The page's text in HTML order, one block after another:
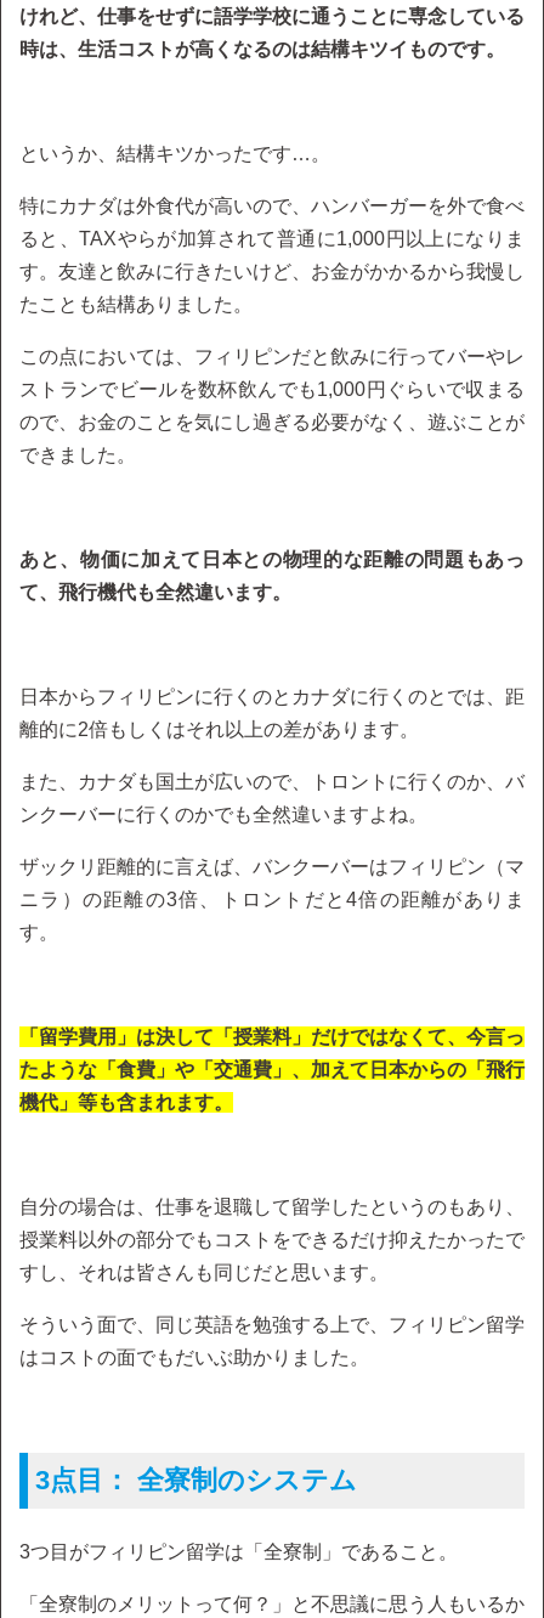
けれど、仕事をせずに語学学校に通うことに専念している
時は、生活コストが高くなるのは結構キツイものです。
というか、結構キツかったです…。
特にカナダは外食代が高いので、ハンバーガーを外で食べ
ると、TAXやらが加算されて普通に1,000円以上になりま
す。友達と飲みに行きたいけど、お金がかかるから我慢し
たことも結構ありました。
この点においては、フィリピンだと飲みに行ってバーやレ
ストランでビールを数杯飲んでも1,000円ぐらいで収まる
ので、お金のことを気にし過ぎる必要がなく、遊ぶことが
できました。
あと、物価に加えて日本との物理的な距離の問題もあっ
て、飛行機代も全然違います。
日本からフィリピンに行くのとカナダに行くのとでは、距
離的に2倍もしくはそれ以上の差があります。
また、カナダも国土が広いので、トロントに行くのか、バ
ンクーバーに行くのかでも全然違いますよね。
ザックリ距離的に言えば、バンクーバーはフィリピン（マ
ニラ）の距離の3倍、トロントだと4倍の距離がありま
す。
「留学費用」は決して「授業料」だけではなくて、今言っ
たような「食費」や「交通費」、加えて日本からの「飛行
機代」等も含まれます。
自分の場合は、仕事を退職して留学したというのもあり、
授業料以外の部分でもコストをできるだけ抑えたかったで
すし、それは皆さんも同じだと思います。
そういう面で、同じ英語を勉強する上で、フィリピン留学
はコストの面でもだいぶ助かりました。
3点目： 全寮制のシステム
3つ目がフィリピン留学は「全寮制」であること。
「全寮制のメリットって何？」と不思議に思う人もいるか